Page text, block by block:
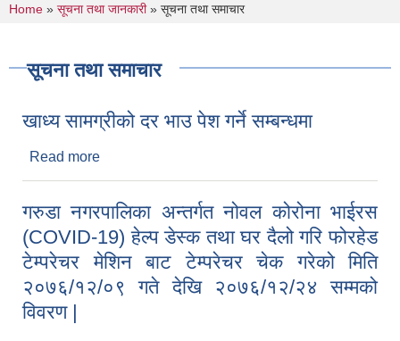
You are here
Home » सूचना तथा जानकारी» सूचना तथा समाचार
सूचना तथा समाचार
खाध्य सामग्रीको दर भाउ पेश गर्ने सम्बन्धमा
Read more
गरुडा नगरपालिका अन्तर्गत नोवल कोरोना भाईरस
(COVID-19) हेल्प डेस्क तथा घर दैलो गरि फोरहेड
टेम्परेचर मेशिन बाट टेम्परेचर चेक गरेको मिति
२०७६/१२/०९ गते देखि २०७६/१२/२४ सम्मको
विवरण |